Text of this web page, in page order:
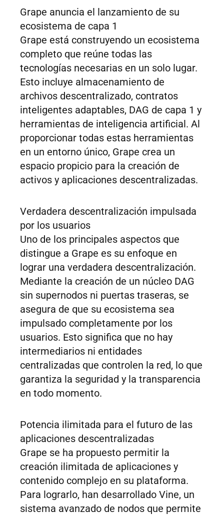
Grape anuncia el lanzamiento de su
ecosistema de capa 1
Grape está construyendo un ecosistema
completo que reúne todas las
tecnologías necesarias en un solo lugar.
Esto incluye almacenamiento de
archivos descentralizado, contratos
inteligentes adaptables, DAG de capa 1 y
herramientas de inteligencia artificial. Al
proporcionar todas estas herramientas
en un entorno único, Grape crea un
espacio propicio para la creación de
activos y aplicaciones descentralizadas.
Verdadera descentralización impulsada
por los usuarios
Uno de los principales aspectos que
distingue a Grape es su enfoque en
lograr una verdadera descentralización.
Mediante la creación de un núcleo DAG
sin supernodos ni puertas traseras, se
asegura de que su ecosistema sea
impulsado completamente por los
usuarios. Esto significa que no hay
intermediarios ni entidades
centralizadas que controlen la red, lo que
garantiza la seguridad y la transparencia
en todo momento.
Potencia ilimitada para el futuro de las
aplicaciones descentralizadas
Grape se ha propuesto permitir la
creación ilimitada de aplicaciones y
contenido complejo en su plataforma.
Para lograrlo, han desarrollado Vine, un
sistema avanzado de nodos que permite